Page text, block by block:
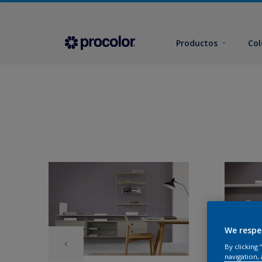
Productos
We
By clicking
navigation,